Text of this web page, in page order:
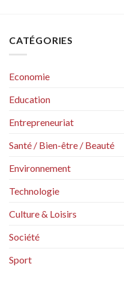
CATÉGORIES
Economie
Education
Entrepreneuriat
Santé / Bien-être / Beauté
Environnement
Technologie
Culture & Loisirs
Société
Sport